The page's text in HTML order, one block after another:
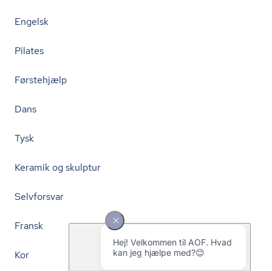
Engelsk
Pilates
Førstehjælp
Dans
Tysk
Keramik og skulptur
Selvforsvar
Fransk
Kor